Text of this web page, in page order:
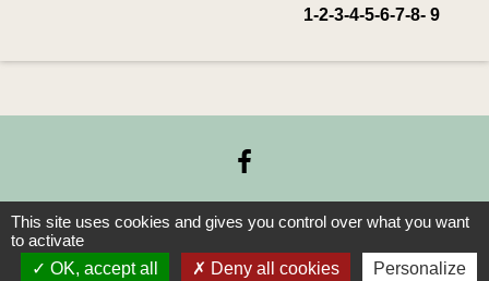
1-2-3-4-5-6-7-8- 9
Contacts
This site uses cookies and gives you control over what you want
to activate
OK, accept all
Deny all cookies Personalize